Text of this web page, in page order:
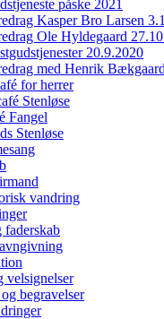
påske 2021
Kasper Bro Larsen
Ole Hyldegaard
20.9.2020
med Henrik Bækgaard
for herrer
Stenløse
Fangel
Stenløse
vandring
faderskab
velsignelser
begravelser